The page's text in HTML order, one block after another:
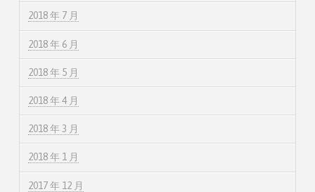
2018 年 7 月
2018 年 6 月
2018 年 5 月
2018 年 4 月
2018 年 3 月
2018 年 1 月
2017 年 12 月